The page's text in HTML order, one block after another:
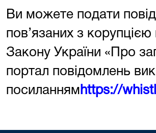
Ви можете подати
пов’язаних з
Закону України «Про
портал повідомлень
посиланням https://